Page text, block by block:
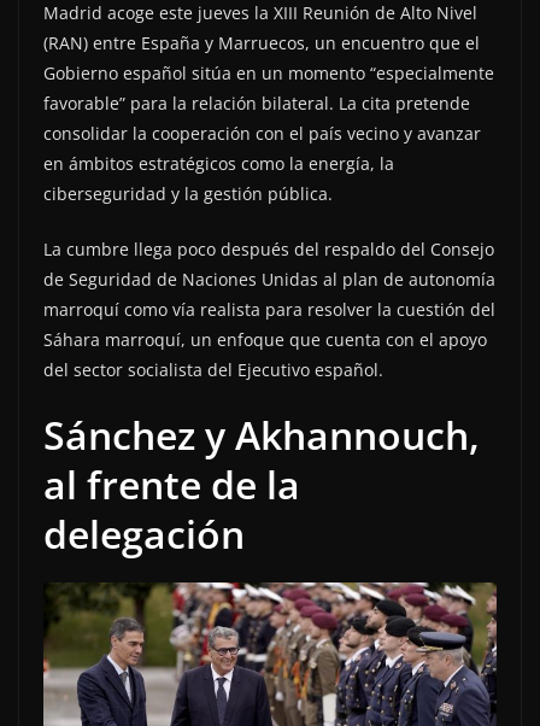
Madrid acoge este jueves la XIII Reunión de Alto Nivel
(RAN) entre España y Marruecos, un encuentro que el
Gobierno español sitúa en un momento “especialmente
favorable” para la relación bilateral. La cita pretende
consolidar la cooperación con el país vecino y avanzar
en ámbitos estratégicos como la energía, la
ciberseguridad y la gestión pública.
La cumbre llega poco después del respaldo del Consejo
de Seguridad de Naciones Unidas al plan de autonomía
marroquí como vía realista para resolver la cuestión del
Sáhara marroquí, un enfoque que cuenta con el apoyo
del sector socialista del Ejecutivo español.
Sánchez y Akhannouch,
al frente de la
delegación